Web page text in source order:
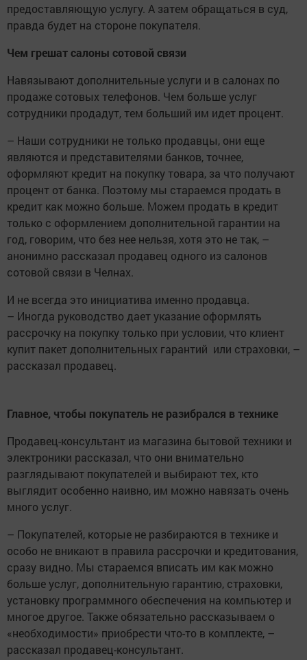
предоставляющую услугу. А затем обращаться в суд,
правда будет на стороне покупателя.
Чем грешат салоны сотовой связи
Навязывают дополнительные услуги и в салонах по
продаже сотовых телефонов. Чем больше услуг
сотрудники продадут, тем больший им идет процент.
– Наши сотрудники не только продавцы, они еще
являются и представителями банков, точнее,
оформляют кредит на покупку товара, за что получают
процент от банка. Поэтому мы стараемся продать в
кредит как можно больше. Можем продать в кредит
только с оформлением дополнительной гарантии на
год, говорим, что без нее нельзя, хотя это не так, –
анонимно рассказал продавец одного из салонов
сотовой связи в Челнах.
И не всегда это инициатива именно продавца.
– Иногда руководство дает указание оформлять
рассрочку на покупку только при условии, что клиент
купит пакет дополнительных гарантий или страховки, –
рассказал продавец.
Главное, чтобы покупатель не разибрался в технике
Продавец-консультант из магазина бытовой техники и
электроники рассказал, что они внимательно
разглядывают покупателей и выбирают тех, кто
выглядит особенно наивно, им можно навязать очень
много услуг.
– Покупателей, которые не разбираются в технике и
особо не вникают в правила рассрочки и кредитования,
сразу видно. Мы стараемся вписать им как можно
больше услуг, дополнительную гарантию, страховки,
установку программного обеспечения на компьютер и
многое другое. Также обязательно рассказываем о
«необходимости» приобрести что-то в комплекте, –
рассказал продавец-консультант.